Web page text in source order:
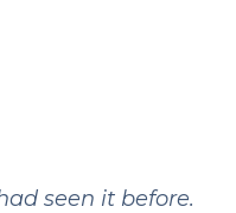
had seen it before.